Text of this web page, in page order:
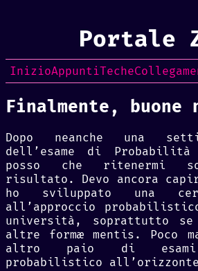
Portale
InizioAppuntiTeche
Finalmente,
Dopo neanche una
dell’esame di
posso che ritenermi
risultato. Devo ancora
ho sviluppato una
all’approccio
università, soprattutto se
altre formæ mentis.
Poco
altro paio di
probabilistico